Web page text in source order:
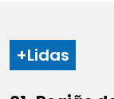
+Lidas